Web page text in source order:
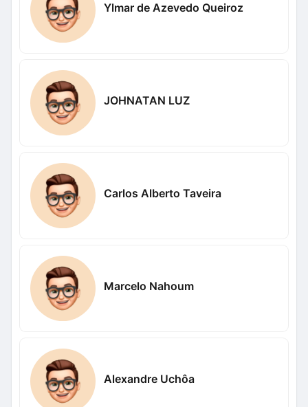
Ylmar de Azevedo Queiroz
JOHNATAN LUZ
Carlos Alberto Taveira
Marcelo Nahoum
Alexandre Uchôa